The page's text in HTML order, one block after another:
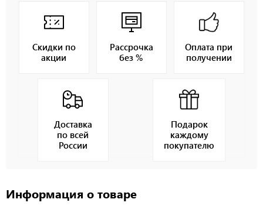
Скидки по
акции
Рассрочка
без %
Оплата при
получении
Доставка
по всей
России
Подарок
каждому
покупателю
Информация о товаре